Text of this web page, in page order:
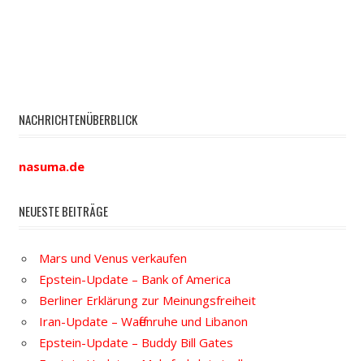
NACHRICHTENÜBERBLICK
nasuma.de
NEUESTE BEITRÄGE
Mars und Venus verkaufen
Epstein-Update – Bank of America
Berliner Erklärung zur Meinungsfreiheit
Iran-Update – Waffenruhe und Libanon
Epstein-Update – Buddy Bill Gates